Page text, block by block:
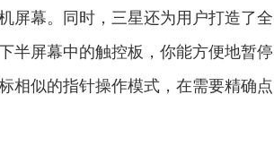
屏幕。同时，三星还为用户打造了全
半屏幕中的触控板，你能方便地暂停
相似的指针操作模式，在需要精确点